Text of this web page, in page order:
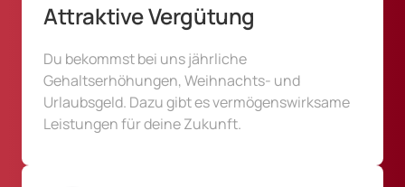
Attraktive Vergütung
Du bekommst bei uns jährliche
Gehaltserhöhungen, Weihnachts- und
Urlaubsgeld. Dazu gibt es vermögenswirksame
Leistungen für deine Zukunft.